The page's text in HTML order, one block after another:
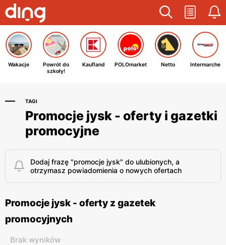
Wakacje
Powrót do
szkoły!
Kaufland POLOmarket Netto Intermarche
TAGI
Promocje jysk - oferty i gazetki
promocyjne
Dodaj frazę "promocje jysk" do ulubionych, a
otrzymasz powiadomienia o nowych ofertach
Promocje jysk - oferty z gazetek
promocyjnych
Brak wyników